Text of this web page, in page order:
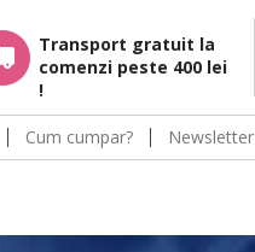
Transport gratuit la
comenzi peste 400 lei
!
Cum cumpar? Newsletter